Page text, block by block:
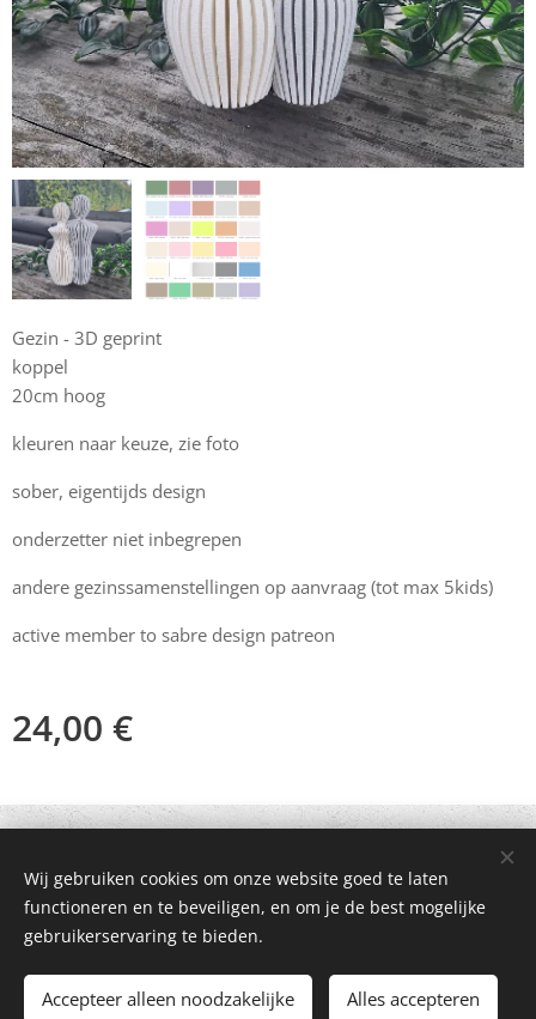
Gezin - 3D geprint
koppel
20cm hoog
kleuren naar keuze, zie foto
sober, eigentijds design
onderzetter niet inbegrepen
andere gezinssamenstellingen op aanvraag (tot max 5kids)
active member to sabre design patreon
24,00 €
Toevoegen aan de winkelwagen
Mogelijk gemaakt door
Webnode Cookies
Wij gebruiken cookies om onze website goed te laten
functioneren en te beveiligen, en om je de best mogelijke
gebruikerservaring te bieden.
Accepteer alleen noodzakelijke Alles accepteren